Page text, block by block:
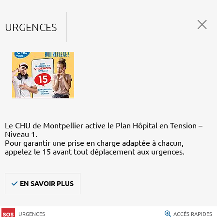
URGENCES
Le CHU de Montpellier active le Plan Hôpital en Tension –
Niveau 1.
Pour garantir une prise en charge adaptée à chacun,
appelez le 15 avant tout déplacement aux urgences.
EN SAVOIR PLUS
URGENCES ACCÈS RAPIDES